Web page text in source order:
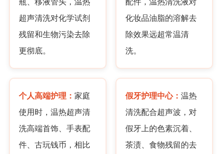
瓶、移液管头，温热
超声清洗对化学试剂
残留和生物污染去除
更彻底。
配件，温热清洗液对
化妆品油脂的溶解去
除效果远超常温清
洗。
个人高端护理： 家庭
使用时，温热超声清
洗高端首饰、手表配
件、古玩钱币，相比
假牙护理中心： 温热
清洗配合超声波，对
假牙上的色素沉着、
茶渍、食物残留的去